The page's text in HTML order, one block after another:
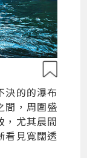
決的的瀑布
間，周圍盛
，尤其晨間
看見寬闊透